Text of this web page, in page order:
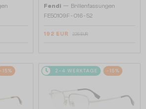
Fendi — Brillenfassungen
FE50109F - 016 - 52
192 EUR 226 EUR
-15% 2-4 WERKTAGE -15%